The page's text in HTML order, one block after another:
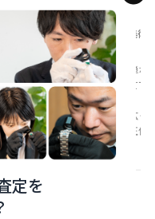
H .T(鑑定士歴18年)
専門ジャンル：楽器・骨董美術
お客様の大切なお品物は、単な
「物」ではなく想いも含めて丁
定いたします。
家電・工具・ホビーなど幅広く
し、市場動向を踏まえた適正価
提示します。
定を